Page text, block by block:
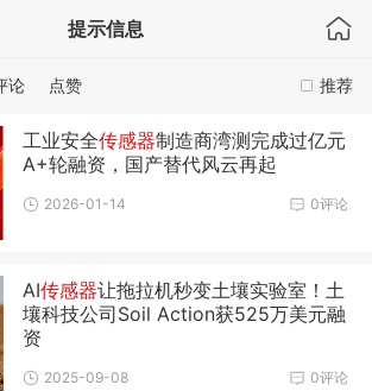
推荐
论 点赞
工业安全传感器制造商湾测完成过亿元
A+轮融资，国产替代风云再起
0评论
2026-01-14
AI传感器让拖拉机秒变土壤实验室！土
壤科技公司Soil Action获525万美元融
资
0评论
2025-09-08
提示信息